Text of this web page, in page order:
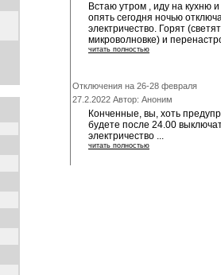
Встаю утром , иду на кухню
опять сегодня ночью
электричество. Горят
микроволновке) и
читать полностью
Отключения на 26-28 февраля
27.2.2022 Автор: Аноним
Конченные, вы, хоть
будете после 24.00
электричество ...
читать полностью